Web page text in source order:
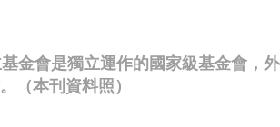
金會是獨立運作的國家級基金會，
（本刊資料照）